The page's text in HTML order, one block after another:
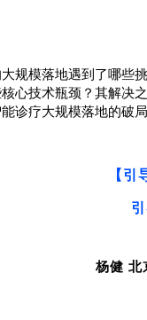
规模落地遇到了哪些
心技术瓶颈？其解决
诊疗大规模落地的破
【 引
杨健 北